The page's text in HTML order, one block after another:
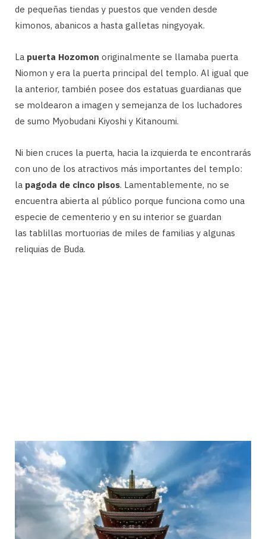
de pequeñas tiendas y puestos que venden desde
kimonos, abanicos a hasta galletas ningyoyak.
La puerta Hozomon originalmente se llamaba puerta
Niomon y era la puerta principal del templo. Al igual que
la anterior, también posee dos estatuas guardianas que
se moldearon a imagen y semejanza de los luchadores
de sumo Myobudani Kiyoshi y Kitanoumi.
Ni bien cruces la puerta, hacia la izquierda te encontrarás
con uno de los atractivos más importantes del templo:
la pagoda de cinco pisos. Lamentablemente, no se
encuentra abierta al público porque funciona como una
especie de cementerio y en su interior se guardan
las tablillas mortuorias de miles de familias y algunas
reliquias de Buda.